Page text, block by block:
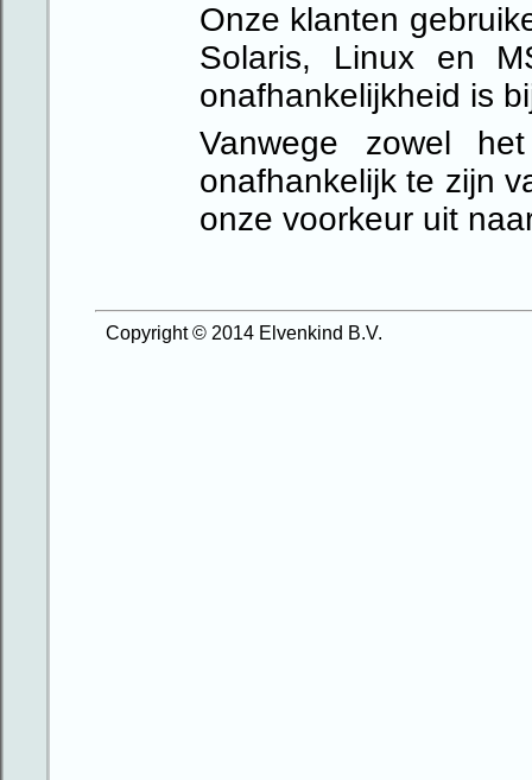
Onze klanten
Solaris, Linux en
onafhankelijkheid is
Vanwege zowel
onafhankelijk te zijn
onze voorkeur uit
Copyright © 2014 Elvenkind B.V.